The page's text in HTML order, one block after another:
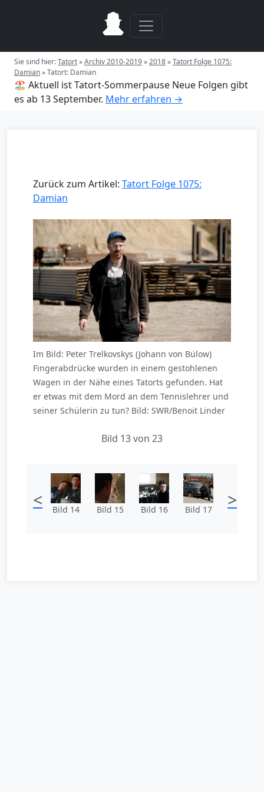
Sie sind hier:Tatort»Archiv 2010-2019»2018»Tatort Folge 1075:
Damian»Tatort: Damian
🏖️ Aktuell ist Tatort-Sommerpause Neue Folgen gibt
es ab 13 September. Mehr erfahren →
Zurück zum Artikel: Tatort Folge 1075:
Damian
Im Bild: Peter Trelkovskys (Johann von Bülow)
Fingerabdrücke wurden in einem gestohlenen
Wagen in der Nähe eines Tatorts gefunden. Hat
er etwas mit dem Mord an dem Tennislehrer und
seiner Schülerin zu tun? Bild: SWR/Benoit Linder
Bild 13 von 23
< Bild 14 Bild 15 Bild 16 Bild 17 >